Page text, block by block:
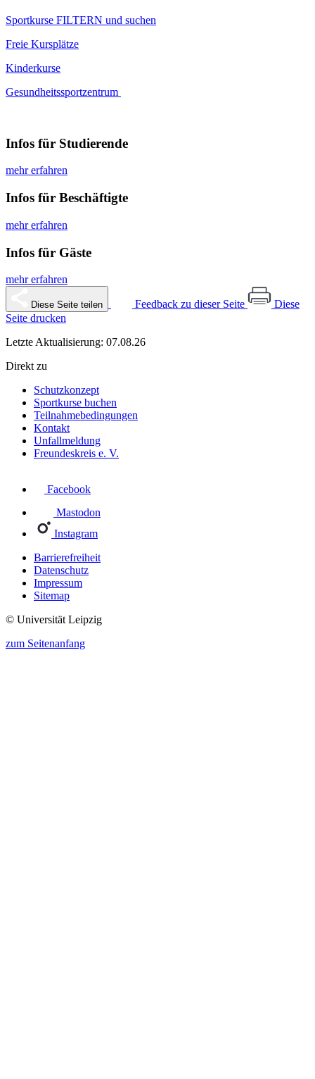
Sportkurse FILTERN und suchen
Freie Kursplätze
Kinderkurse
Gesundheitssportzentrum
Infos für Studierende
mehr erfahren
Infos für Beschäftigte
mehr erfahren
Infos für Gäste
mehr erfahren
Diese Seite teilen Feedback zu dieser Seite
Diese
Seite drucken
Letzte Aktualisierung: 07.08.26
Direkt zu
Schutzkonzept
Sportkurse buchen
Teilnahmebedingungen
Kontakt
Unfallmeldung
Freundeskreis e. V.
Facebook
Mastodon
Instagram
Barrierefreiheit
Datenschutz
Impressum
Sitemap
© Universität Leipzig
zum Seitenanfang